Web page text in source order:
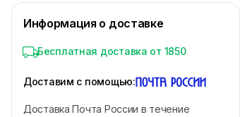
Информация о доставке
Бесплатная доставка от 1850
Доставим с помощью:
Доставка Почта России в течение